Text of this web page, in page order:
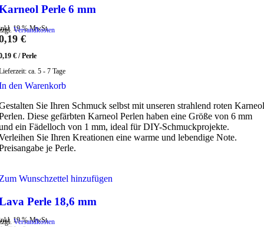
Perle 6 mm
19 % MwSt.
Versandkosten
€
€ /Perle
ca. 5 - 7 Tage
den Warenkorb
Sie Ihren Schmuck selbst mit unseren strahlend roten Karneol
Diese gefärbten Karneol Perlen haben eine Größe von 6 mm
ein Fädelloch von 1 mm, ideal für DIY-Schmuckprojekte.
Sie Ihren Kreationen eine warme und lebendige Note.
je Perle.
Wunschzettel hinzufügen
Perle 18,6 mm
19 % MwSt.
Versandkosten